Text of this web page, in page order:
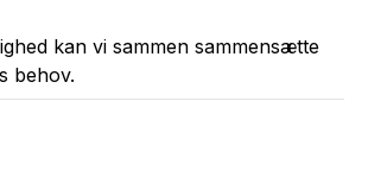
kan vi sammen sammensætte
behov.